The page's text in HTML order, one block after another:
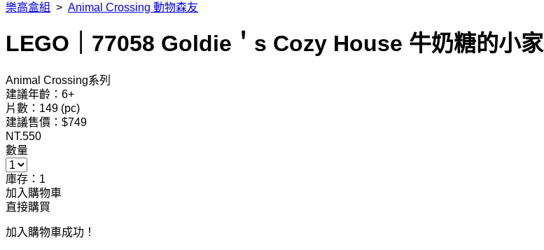
樂高盒組 > Animal Crossing 動物森友
LEGO｜77058 Goldie＇s Cozy House 牛奶糖的小家
Animal Crossing系列
建議年齡：6+
片數：149 (pc)
建議售價：$749
NT.550
數量
庫存：1
加入購物車
直接購買
加入購物車成功！